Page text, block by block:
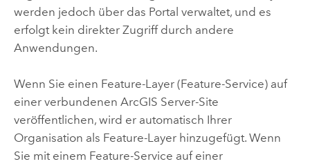
werden jedoch über das Portal verwaltet, und es
erfolgt kein direkter Zugriff durch andere
Anwendungen.
Wenn Sie einen Feature-Layer (Feature-Service) auf
einer verbundenen ArcGIS Server-Site
veröffentlichen, wird er automatisch Ihrer
Organisation als Feature-Layer hinzugefügt. Wenn
Sie mit einem Feature-Service auf einer